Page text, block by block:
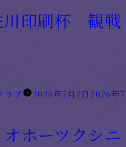
川印刷杯 観戦
ラブ 2026年7月2日 2026年7
ホーツクシニ